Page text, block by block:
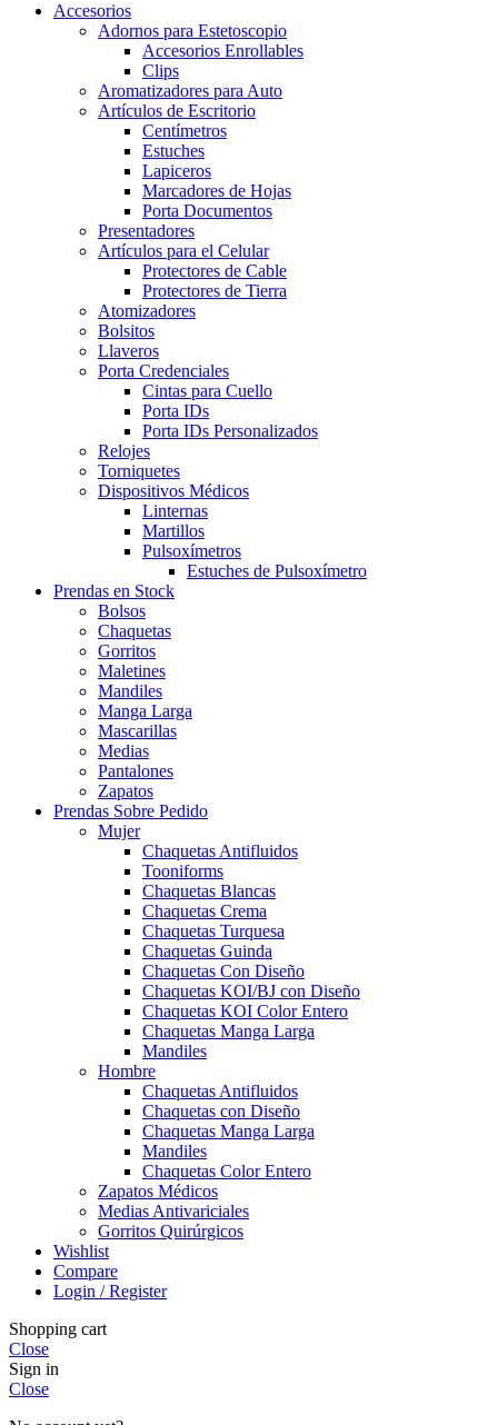
Accesorios
Adornos para Estetoscopio
Accesorios Enrollables
Clips
Aromatizadores para Auto
Artículos de Escritorio
Centímetros
Estuches
Lapiceros
Marcadores de Hojas
Porta Documentos
Presentadores
Artículos para el Celular
Protectores de Cable
Protectores de Tierra
Atomizadores
Bolsitos
Llaveros
Porta Credenciales
Cintas para Cuello
Porta IDs
Porta IDs Personalizados
Relojes
Torniquetes
Dispositivos Médicos
Linternas
Martillos
Pulsoxímetros
Estuches de Pulsoxímetro
Prendas en Stock
Bolsos
Chaquetas
Gorritos
Maletines
Mandiles
Manga Larga
Mascarillas
Medias
Pantalones
Zapatos
Prendas Sobre Pedido
Mujer
Chaquetas Antifluidos
Tooniforms
Chaquetas Blancas
Chaquetas Crema
Chaquetas Turquesa
Chaquetas Guinda
Chaquetas Con Diseño
Chaquetas KOI/BJ con Diseño
Chaquetas KOI Color Entero
Chaquetas Manga Larga
Mandiles
Hombre
Chaquetas Antifluidos
Chaquetas con Diseño
Chaquetas Manga Larga
Mandiles
Chaquetas Color Entero
Zapatos Médicos
Medias Antivariciales
Gorritos Quirúrgicos
Wishlist
Compare
Login / Register
Shopping cart
Close
Sign in
Close